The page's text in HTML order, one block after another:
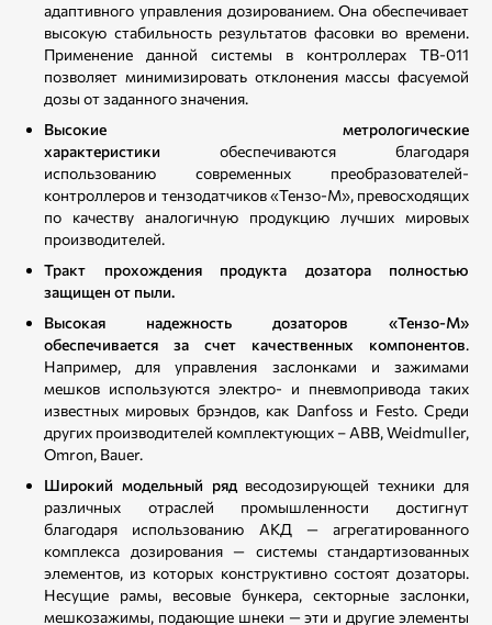
адаптивного управления дозированием. Она обеспечивает
высокую стабильность результатов фасовки во времени.
Применение данной системы в контроллерах ТВ-011
позволяет минимизировать отклонения массы фасуемой
дозы от заданного значения.
Высокие метрологические
характеристики обеспечиваются благодаря
использованию современных преобразователей-
контроллеров и тензодатчиков «Тензо-М», превосходящих
по качеству аналогичную продукцию лучших мировых
производителей.
Тракт прохождения продукта дозатора полностью
защищен от пыли.
Высокая надежность дозаторов «Тензо-М»
обеспечивается за счет качественных компонентов.
Например, для управления заслонками и зажимами
мешков используются электро- и пневмопривода таких
известных мировых брэндов, как Danfoss и Festo. Среди
других производителей комплектующих – ABB, Weidmuller,
Omron, Bauer.
Широкий модельный ряд весодозирующей техники для
различных отраслей промышленности достигнут
благодаря использованию АКД — агрегатированного
комплекса дозирования — системы стандартизованных
элементов, из которых конструктивно состоят дозаторы.
Несущие рамы, весовые бункера, секторные заслонки,
мешкозажимы, подающие шнеки — эти и другие элементы